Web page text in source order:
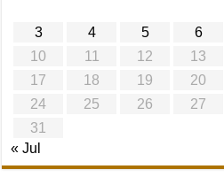
3
4 5 6
10
11 12 13
17
18 19 20
24
25 26 27
31
« Jul